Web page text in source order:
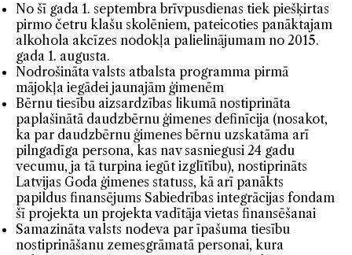
No šī gada 1. septembra brīvpusdienas tiek piešķirtas
pirmo četru klašu skolēniem, pateicoties panāktajam
alkohola akcīzes nodokļa palielinājumam no 2015.
gada 1. augusta.
Nodrošināta valsts atbalsta programma pirmā
mājokļa iegādei jaunajām ģimenēm
Bērnu tiesību aizsardzības likumā nostiprināta
paplašinātā daudzbērnu ģimenes definīcija (nosakot,
ka par daudzbērnu ģimenes bērnu uzskatāma arī
pilngadīga persona, kas nav sasniegusi 24 gadu
vecumu, ja tā turpina iegūt izglītību), nostiprināts
Latvijas Goda ģimenes statuss, kā arī panākts
papildus finansējums Sabiedrības integrācijas fondam
šī projekta un projekta vadītāja vietas finansēšanai
Samazināta valsts nodeva par īpašuma tiesību
nostiprināšanu zemesgrāmatā personai, kura